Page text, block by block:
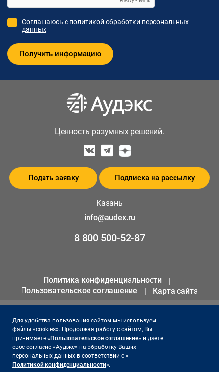
Соглашаюсь с политикой обработки персональных
данных
Ценность разумных решений.
Подать заявку Подписка на рассылку
Казань
info@audex.ru
8 800 500-52-87
Политика конфиденциальности
Пользовательское соглашение
Карта сайта
ИНН 1655301258
ОГРН 1141690066561
Сайт поддерживает и продвигает -
Для удобства пользования сайтом мы используем
файлы «cookies». Продолжая работу с сайтом, Вы
принимаете «Пользовательское соглашение» и даете
свое согласие «Аудэкс» на обработку Ваших
персональных данных в соответствии с «
Политикой конфиденциальности».